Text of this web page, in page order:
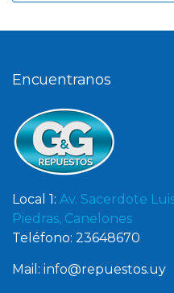
Encuentranos
Local 1: Av. Sacerdote
Piedras, Canelones
Teléfono: 23648670
Mail: info@repuestos.uy